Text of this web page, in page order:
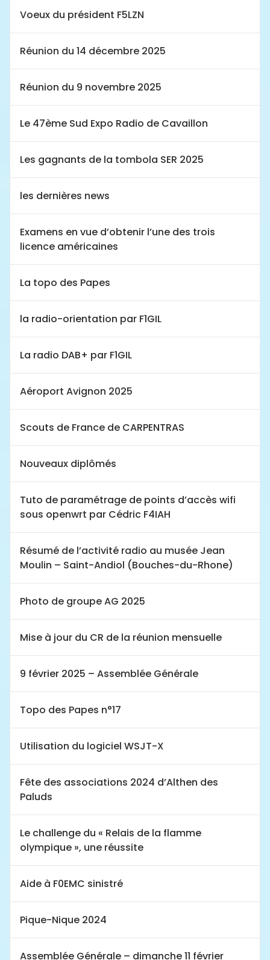
Voeux du président F5LZN
Réunion du 14 décembre 2025
Réunion du 9 novembre 2025
Le 47ème Sud Expo Radio de Cavaillon
Les gagnants de la tombola SER 2025
les dernières news
Examens en vue d’obtenir l’une des trois
licence américaines
La topo des Papes
la radio-orientation par F1GIL
La radio DAB+ par F1GIL
Aéroport Avignon 2025
Scouts de France de CARPENTRAS
Nouveaux diplômés
Tuto de paramétrage de points d’accès wifi
sous openwrt par Cédric F4IAH
Résumé de l’activité radio au musée Jean
Moulin – Saint-Andiol (Bouches-du-Rhone)
Photo de groupe AG 2025
Mise à jour du CR de la réunion mensuelle
9 février 2025 – Assemblée Générale
Topo des Papes n°17
Utilisation du logiciel WSJT-X
Fête des associations 2024 d’Althen des
Paluds
Le challenge du « Relais de la flamme
olympique », une réussite
Aide à F0EMC sinistré
Pique-Nique 2024
Assemblée Générale – dimanche 11 février